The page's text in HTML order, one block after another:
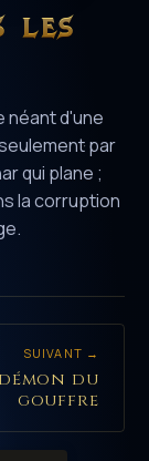
les
néant d'une
par
qui plane ;
la corruption
SUIVANT →
démon du
gouffre